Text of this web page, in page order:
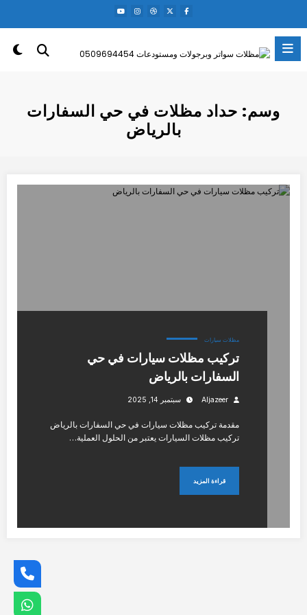
المحتوى
وسم: حداد مظلات في حي السفارات
بالرياض
مظلات سيارات
تركيب مظلات سيارات في حي
السفارات بالرياض
Aljazeer سبتمبر 14, 2025
مقدمة تركيب مظلات سيارات في حي السفارات بالرياض
تركيب مظلات السيارات يعتبر من الحلول العملية…
قراءة المزيد